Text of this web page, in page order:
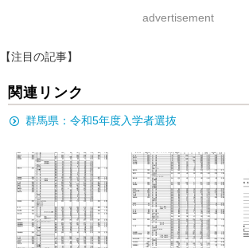
advertisement
【注目の記事】
関連リンク
群馬県：令和5年度入学者選抜